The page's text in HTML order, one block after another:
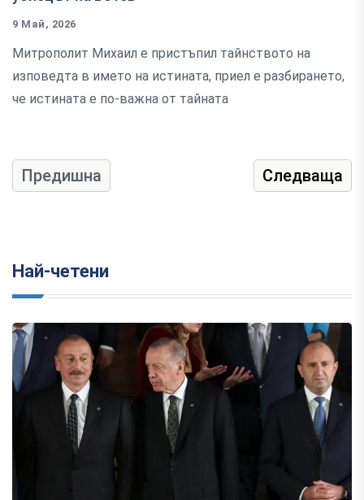
9 Май, 2026
Митрополит Михаил е пристъпил тайнството на
изповедта в името на истината, приел е разбирането,
че истината е по-важна от тайната
Предишна Следваща
Най-четени